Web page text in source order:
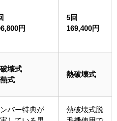
円
5回
169,400円
壊式
式
熱破壊式
ンバー特典が
熱破壊式脱